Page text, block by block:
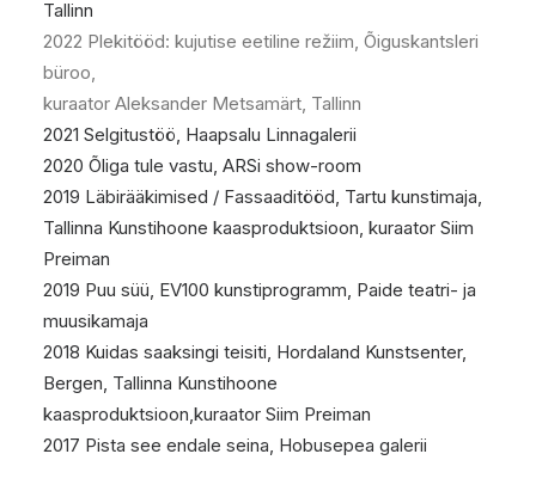
Tallinn
2022 Plekitööd: kujutise eetiline režiim, Õiguskantsleri
büroo,
kuraator Aleksander Metsamärt, Tallinn
2021 Selgitustöö, Haapsalu Linnagalerii
2020 Õliga tule vastu, ARSi show-room
2019 Läbirääkimised / Fassaaditööd, Tartu kunstimaja,
Tallinna Kunstihoone kaasproduktsioon, kuraator Siim
Preiman
2019 Puu süü, EV100 kunstiprogramm, Paide teatri- ja
muusikamaja
2018 Kuidas saaksingi teisiti, Hordaland Kunstsenter,
Bergen, Tallinna Kunstihoone
kaasproduktsioon,kuraator Siim Preiman
2017 Pista see endale seina, Hobusepea galerii